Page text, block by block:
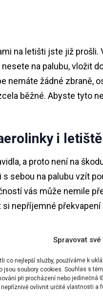
Spravovat
co nejlepší služby, používáme k
jsou soubory cookies. Souhlas s
při procházení nebo jedinečná
ovlivnit určité vlastnosti a
na letišti jste již prošli.
na palubu, vložit
nemáte žádné zbraně,
běžné. Abyste tyto
i letiště
a proto není na
sebou na palubu vzít
vás může nemile
nepříjemné překvapení
si nesete na
Kvůli
přinést na palubu v
o maximálním